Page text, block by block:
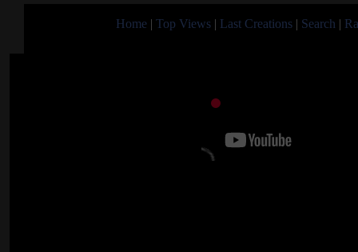
Home | Top Views | Last Creations | Search |